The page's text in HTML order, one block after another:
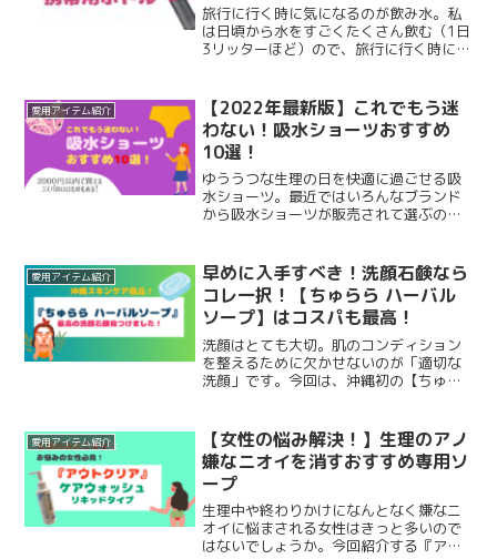
旅行に行く時に気になるのが飲み水。私
は日頃から水をすごくたくさん飲む（1日
3リッターほど）ので、旅行に行く時には
今回紹介するBRITAのフィルアンドゴーア
クティブ！↑私...
愛用アイテム紹介
【2022年最新版】これでもう迷
わない！吸水ショーツおすすめ
10選！
ゆううつな生理の日を快適に過ごせる吸
水ショーツ。最近ではいろんなブランド
から吸水ショーツが販売されて選ぶのも
格は2,000円を切るコスパ最高のものか
ら5,000円を超えるものまでさまざま。
口コミ評価の高いものだけを厳選してい
るのでぜひ参考にしてみてくださいね！
愛用アイテム紹介
早めに入手すべき！洗顔石鹸なら
コレ一択！【ちゅらら ハーバル
ソープ】はコスパも最高！
洗顔はとても大切。肌のコンディション
を整えるために欠かせないのが「適切な
洗顔」です。今回は、沖縄初の【ちゅら
らい経っているのではないでしょうか。
それからというもの、...
愛用アイテム紹介
【女性の悩み解決！】生理のアノ
嫌なニオイを消すおすすめ専用ソ
ープ
生理中や終わりかけになんとなく嫌なニ
オイに悩まされる女性はきっと多いので
はないでしょうか。今回紹介する『アウ